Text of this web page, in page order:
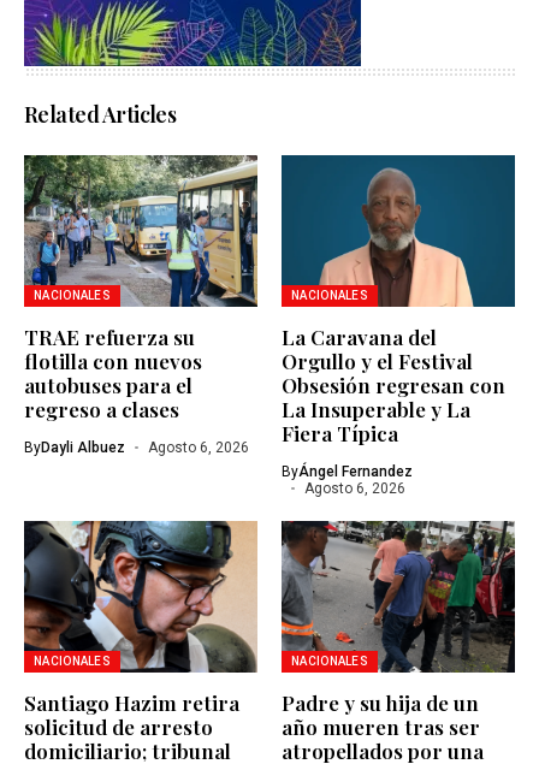
Related Articles
NACIONALES
TRAE refuerza su
flotilla con nuevos
autobuses para el
regreso a clases
ByDayli Albuez Agosto 6, 2026
NACIONALES
La Caravana del
Orgullo y el Festival
Obsesión regresan con
La Insuperable y La
Fiera Típica
ByÁngel Fernandez
Agosto 6, 2026
NACIONALES
Santiago Hazim retira
solicitud de arresto
domiciliario; tribunal
NACIONALES
Padre y su hija de un
año mueren tras ser
atropellados por una